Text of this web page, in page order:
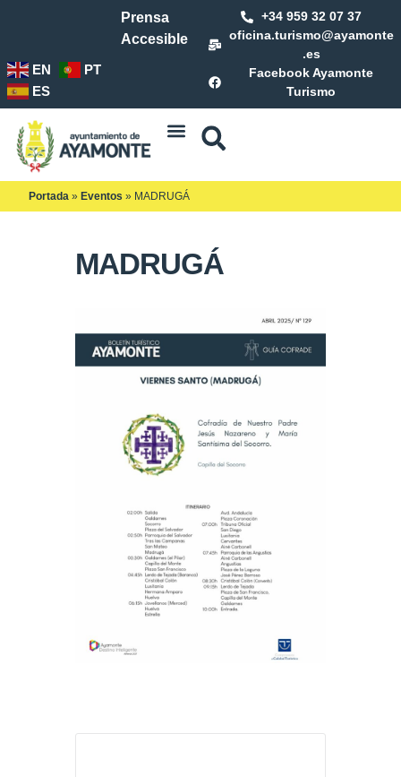
Prensa
Accesible
+34 959 32 07 37
oficina.turismo@ayamonte
.es
Facebook Ayamonte
Turismo
EN
PT
ES
Portada » Eventos » MADRUGÁ
MADRUGÁ